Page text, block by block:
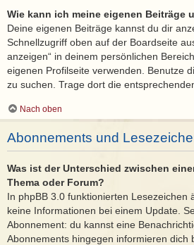
Wie kann ich meine eigenen Beiträge
Deine eigenen Beiträge kannst du dir
Schnellzugriff oben auf der Boardseite
anzeigen“ in deinem persönlichen
eigenen Profilseite verwenden. Benutze
zu suchen. Trage dort die
Nach oben
Abonnements und
Was ist der Unterschied zwischen
Thema oder Forum?
In phpBB 3.0 funktionierten
keine Informationen bei einem Update.
Abonnement: du kannst eine
Abonnements hingegen informieren dich